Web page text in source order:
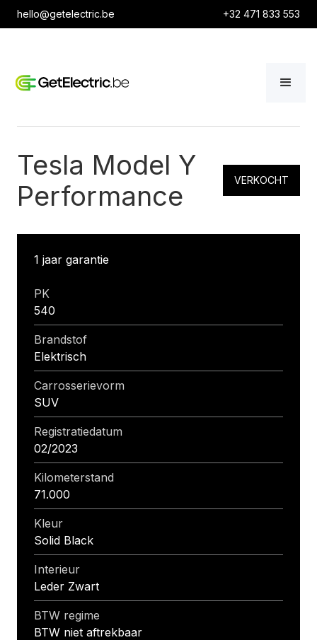
hello@getelectric.be +32 471 833 553
Tesla Model Y
Performance
VERKOCHT
1 jaar garantie
PK
540
Brandstof
Elektrisch
Carrosserievorm
SUV
Registratiedatum
02/2023
Kilometerstand
71.000
Kleur
Solid Black
Interieur
Leder Zwart
BTW regime
BTW niet aftrekbaar